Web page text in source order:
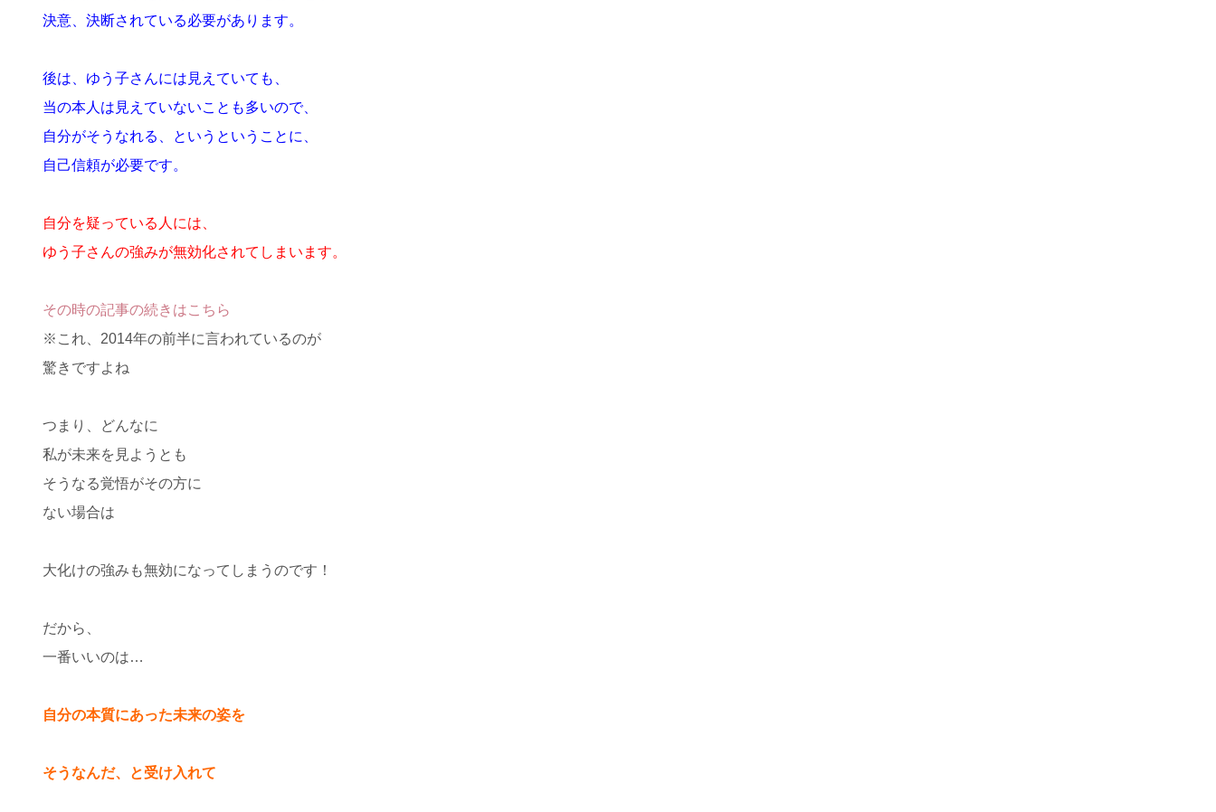
決意、決断されている必要があります。
後は、ゆう子さんには見えていても、
当の本人は見えていないことも多いので、
自分がそうなれる、というということに、
自己信頼が必要です。
自分を疑っている人には、
ゆう子さんの強みが無効化されてしまいます。
その時の記事の続きはこちら
※これ、2014年の前半に言われているのが
驚きですよね
つまり、どんなに
私が未来を見ようとも
そうなる覚悟がその方に
ない場合は
大化けの強みも無効になってしまうのです！
だから、
一番いいのは…
自分の本質にあった未来の姿を
そうなんだ、と受け入れて